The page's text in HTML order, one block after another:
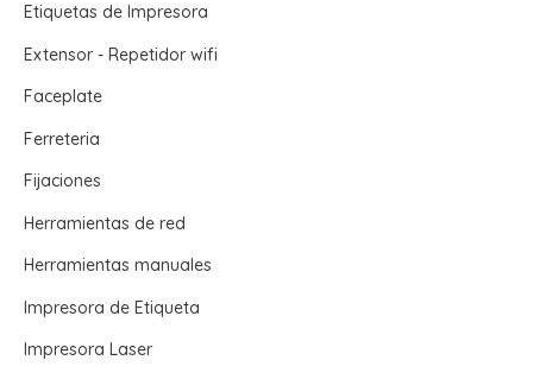
Etiquetas de Impresora
Extensor - Repetidor wifi
Faceplate
Ferreteria
Fijaciones
Herramientas de red
Herramientas manuales
Impresora de Etiqueta
Impresora Laser